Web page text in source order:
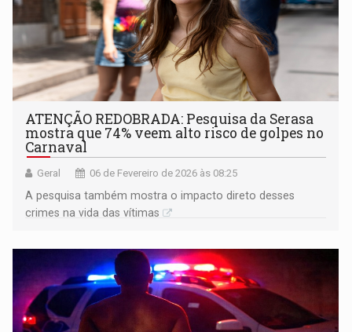
ATENÇÃO REDOBRADA: Pesquisa da Serasa
mostra que 74% veem alto risco de golpes no
Carnaval
Geral 06 de Fevereiro de 2026 às 08:25
A pesquisa também mostra o impacto direto desses
crimes na vida das vítimas